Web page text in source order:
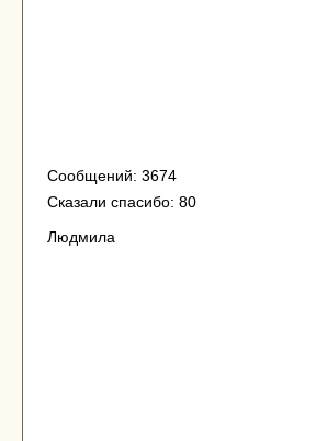
Сообщений: 3674
Сказали спасибо: 80
Людмила